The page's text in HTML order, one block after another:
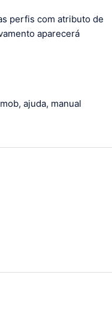
perfis com atributo de
aparecerá
ajuda, manual